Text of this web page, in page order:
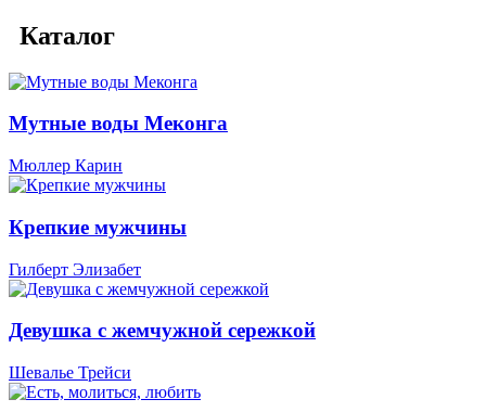
Каталог
Мутные воды Меконга
Мюллер Карин
Крепкие мужчины
Гилберт Элизабет
Девушка с жемчужной сережкой
Шевалье Трейси